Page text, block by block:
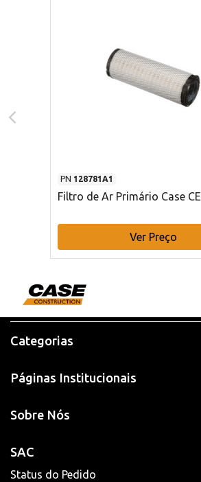
PN 128781A1
Filtro de Ar Primário Case CE
Ver Preço
Categorias
Páginas Institucionais
Sobre Nós
SAC
Status do Pedido